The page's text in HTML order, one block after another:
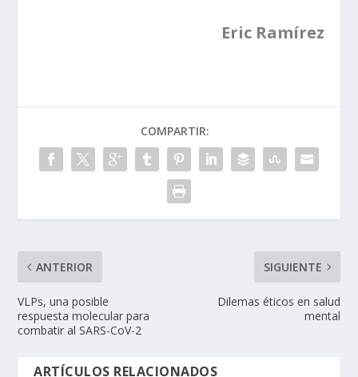
Eric Ramírez
COMPARTIR:
ANTERIOR
VLPs, una posible
respuesta molecular para
combatir al SARS-CoV-2
SIGUIENTE
Dilemas éticos en salud
mental
ARTÍCULOS RELACIONADOS